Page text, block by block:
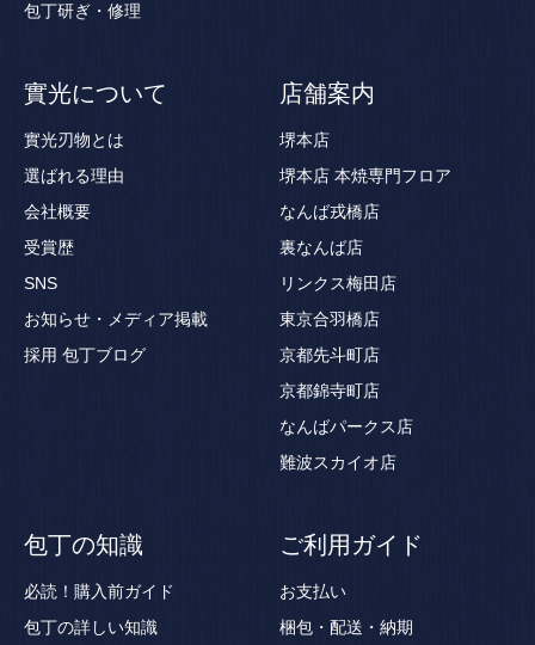
包丁研ぎ・修理
實光について
實光刃物とは
選ばれる理由
会社概要
受賞歴
SNS
お知らせ・メディア掲載
採用 包丁ブログ
店舗案内
堺本店
堺本店 本焼専門フロア
なんば戎橋店
裏なんば店
リンクス梅田店
東京合羽橋店
京都先斗町店
京都錦寺町店
なんばパークス店
難波スカイオ店
包丁の知識
必読！購入前ガイド
包丁の詳しい知識
ご利用ガイド
お支払い
梱包・配送・納期